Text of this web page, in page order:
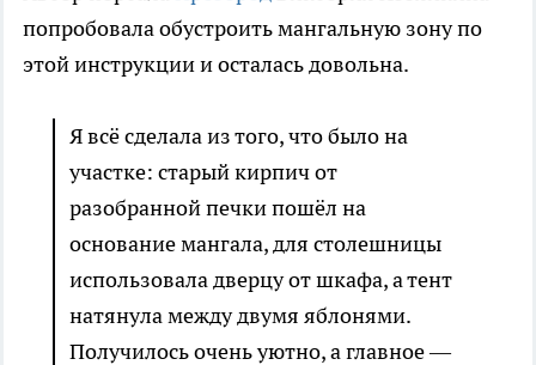
попробовала обустроить мангальную зону по
этой инструкции и осталась довольна.
Я всё сделала из того, что было на
участке: старый кирпич от
разобранной печки пошёл на
основание мангала, для столешницы
использовала дверцу от шкафа, а тент
натянула между двумя яблонями.
Получилось очень уютно, а главное —